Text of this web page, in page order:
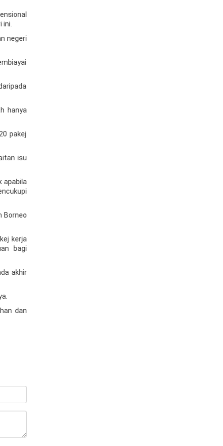
negeri
hanya
pakej
isu
apabila
Borneo
kerja
bagi
akhir
dan